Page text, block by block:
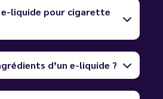
e-liquide pour cigarette
d’un e-liquide ?